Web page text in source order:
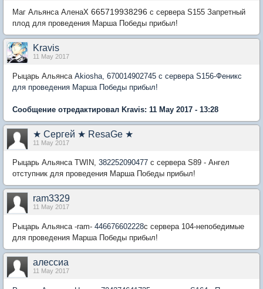
Маг Альянса АленаХ 665719938296 с сервера S155 Запретный
плод для проведения Марша Победы прибыл!
Kravis
11 May 2017
Рыцарь АльянсаAkiosha, 670014902745 с сервера S156-Феникс
для проведения Марша Победы прибыл!
Сообщение отредактировал Kravis: 11 May 2017 - 13:28
★ Сергей ★ ResaGe ★
11 May 2017
Рыцарь Альянса TWIN, 382252090477 с сервера S89 - Ангел
отступник для проведения Марша Победы прибыл!
ram3329
11 May 2017
Рыцарь Альянса -ram- 446676602228с сервера 104-непобедимые
для проведения Марша Победы прибыл!
алессиа
11 May 2017